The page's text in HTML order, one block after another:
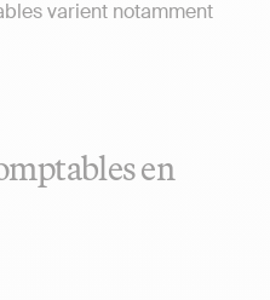
varient notamment
en